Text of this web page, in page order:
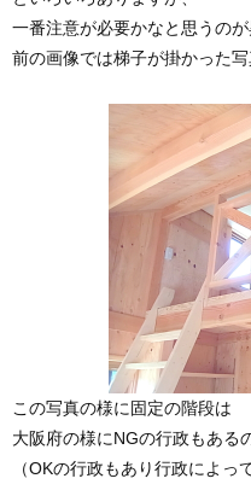
一番注意が必要かなと思うのが
前の画像では梯子が掛かった写
この写真の様に固定の階段は
大阪府の様にNGの行政もある
（OKの行政もあり行政によっ